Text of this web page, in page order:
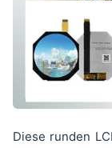
Diese runden